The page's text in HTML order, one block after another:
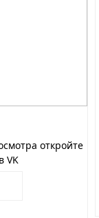
откройте
VK